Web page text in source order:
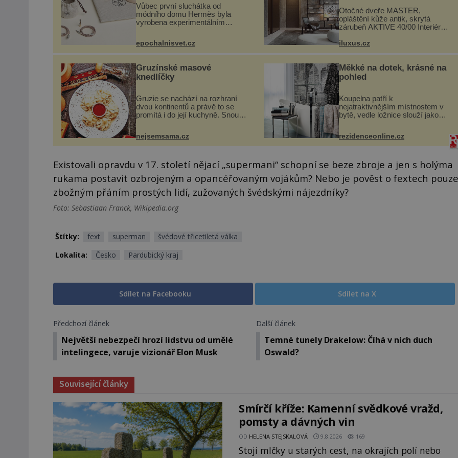
Vůbec první sluchátka od
módního domu Hermès byla
vyrobena experimentálním
Horizons. Elegantní gadget si
vyžádal dva roky vývoje a chlubí
se ručně šitou hovězí kůží a
kovový...
epochalnisvet.cz
Otočné dveře MASTER,
opláštění kůže antik, skrytá
zárubeň AKTIVE 40/00 Interiéry
vyžadují atypické rozměry nejen
nábytku, ale i otvorových prvků.
iluxus.cz
Gruzínské masové
knedlíčky
Gruzie se nachází na rozhraní
dvou kontinentů a právě to se
promítá i do její kuchyně. Snoubí
a díky tomu vznikají rozmanité a
chuťově bohaté pokrmy, které
rozhodně st...
nejsemsama.cz
Měkké na dotek, krásné na
pohled
Koupelna patří k
nejatraktivnějším místnostem v
bytě, vedle ložnice slouží jako
Koupelnový textil – ručníky,
osušky a koberečky – mohou
jako mávnutím kouzelného
rezidenceonline.cz
Existovali opravdu v 17. století nějací „supermani“ schopní se beze zbroje a jen s holýma
rukama postavit ozbrojeným a opancéřovaným vojákům? Nebo je pověst o fextech pouze
zbožným přáním prostých lidí, zužovaných švédskými nájezdníky?
Foto: Sebastiaan Franck, Wikipedia.org
Štítky: fext superman
švédové třicetiletá válka
Lokalita:
Česko Pardubický kraj
Sdílet na Facebooku Sdílet na X
Předchozí článek
Největší nebezpečí hrozí lidstvu od umělé
intelingece, varuje vizionář Elon Musk
Další článek
Temné tunely Drakelow: Číhá v nich duch
Oswald?
Související články
Smírčí kříže: Kamenní svědkové vražd,
pomsty a dávných vin
OD HELENA STEJSKALOVÁ 9.8.2026 169
Stojí mlčky u starých cest, na okrajích polí nebo